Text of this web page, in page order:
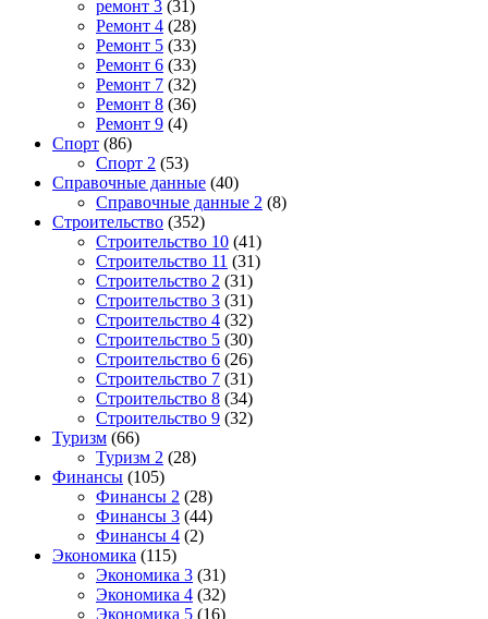
ремонт 3 (31)
Ремонт 4 (28)
Ремонт 5 (33)
Ремонт 6 (33)
Ремонт 7 (32)
Ремонт 8 (36)
Ремонт 9 (4)
Спорт (86)
Спорт 2 (53)
Справочные данные (40)
Справочные данные 2 (8)
Строительство (352)
Строительство 10 (41)
Строительство 11 (31)
Строительство 2 (31)
Строительство 3 (31)
Строительство 4 (32)
Строительство 5 (30)
Строительство 6 (26)
Строительство 7 (31)
Строительство 8 (34)
Строительство 9 (32)
Туризм (66)
Туризм 2 (28)
Финансы (105)
Финансы 2 (28)
Финансы 3 (44)
Финансы 4 (2)
Экономика (115)
Экономика 3 (31)
Экономика 4 (32)
Экономика 5 (16)